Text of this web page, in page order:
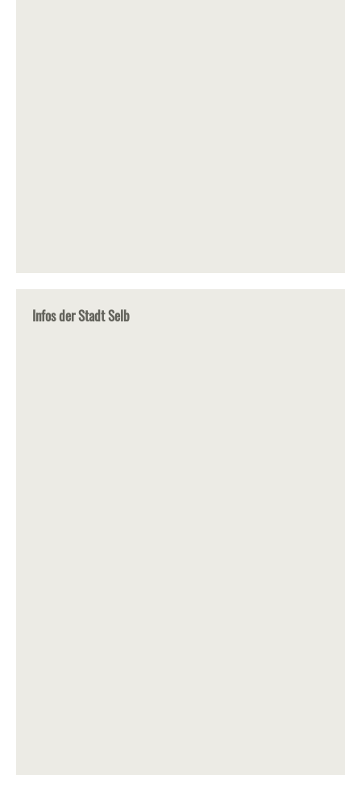
Infos der Stadt Selb